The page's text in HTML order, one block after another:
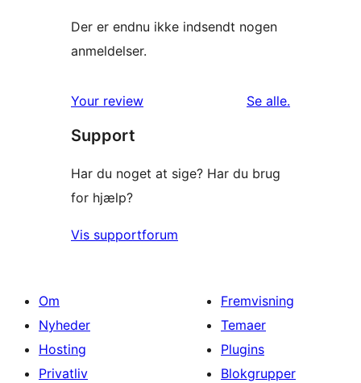
Der er endnu ikke indsendt nogen
anmeldelser.
Your review Se alleanmeldelser
.
Support
Har du noget at sige? Har du brug
for hjælp?
Vis supportforum
Om
Nyheder
Hosting
Privatliv
Fremvisning
Temaer
Plugins
Blokgrupper